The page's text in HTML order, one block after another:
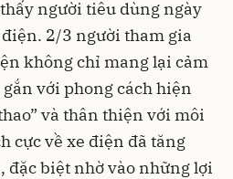
người tiêu dùng ngày
2/3 người tham gia
không chỉ mang lại cảm
với phong cách hiện
và thân thiện với môi
cực về xe điện đã tăng
đặc biệt nhờ vào những lợi